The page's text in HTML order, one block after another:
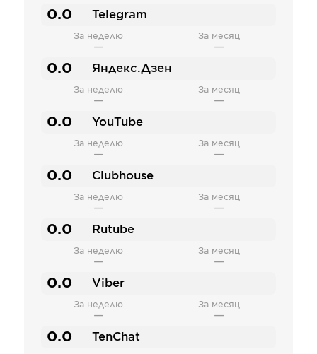
0.0 Telegram
За неделю
—
За месяц
—
0.0 Яндекс.Дзен
За неделю
—
За месяц
—
0.0 YouTube
За неделю
—
За месяц
—
0.0 Clubhouse
За неделю
—
За месяц
—
0.0 Rutube
За неделю
—
За месяц
—
0.0 Viber
За неделю
—
За месяц
—
0.0 TenChat